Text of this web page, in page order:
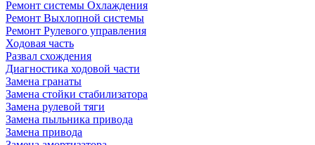
Ремонт системы Охлаждения
Ремонт Выхлопной системы
Ремонт Рулевого управления
Ходовая часть
Развал схождения
Диагностика ходовой части
Замена гранаты
Замена стойки стабилизатора
Замена рулевой тяги
Замена пыльника привода
Замена привода